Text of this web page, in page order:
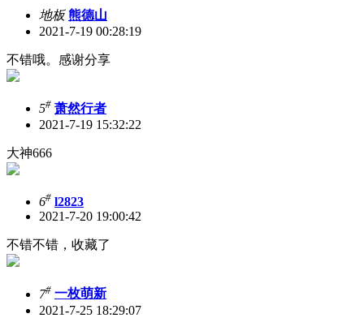
地板 熊德山
2021-7-19 00:28:19
不错哦。感谢分享
5# 萧然行者
2021-7-19 15:32:22
大神666
6# l2823
2021-7-20 19:00:42
不错不错，收藏了
7# 一枚萌新
2021-7-25 18:29:07